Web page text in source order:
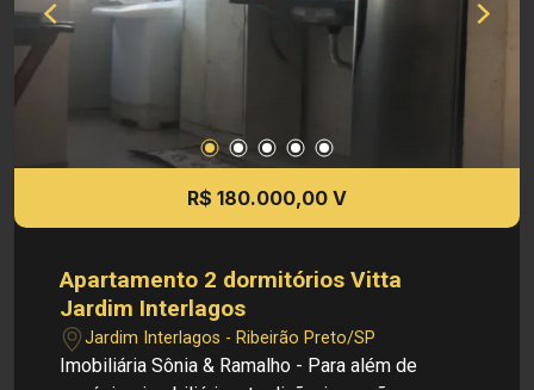
R$ 180.000,00 V
Apartamento 2 dormitórios Vitta
Jardim Interlagos
Jardim Interlagos - Ribeirão Preto/SP
Imobiliária Sônia & Ramalho - Para além de